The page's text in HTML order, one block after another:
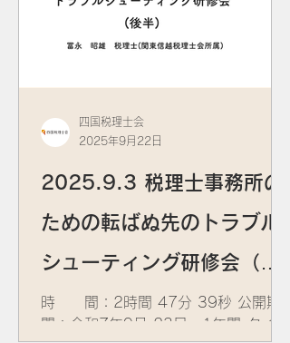
2025.9.3 税理士事務所の
ための転ばぬ先のトラブル
シューティング研修会（後
半）
時 間：2時間 47分 39秒 公開期
間：令和7年9月 23日～1年間 タイト
四国税理士会
2025年9月22日